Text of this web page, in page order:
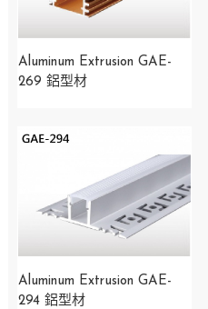
Aluminum Extrusion GAE-
269 鋁型材
Aluminum Extrusion GAE-
294 鋁型材